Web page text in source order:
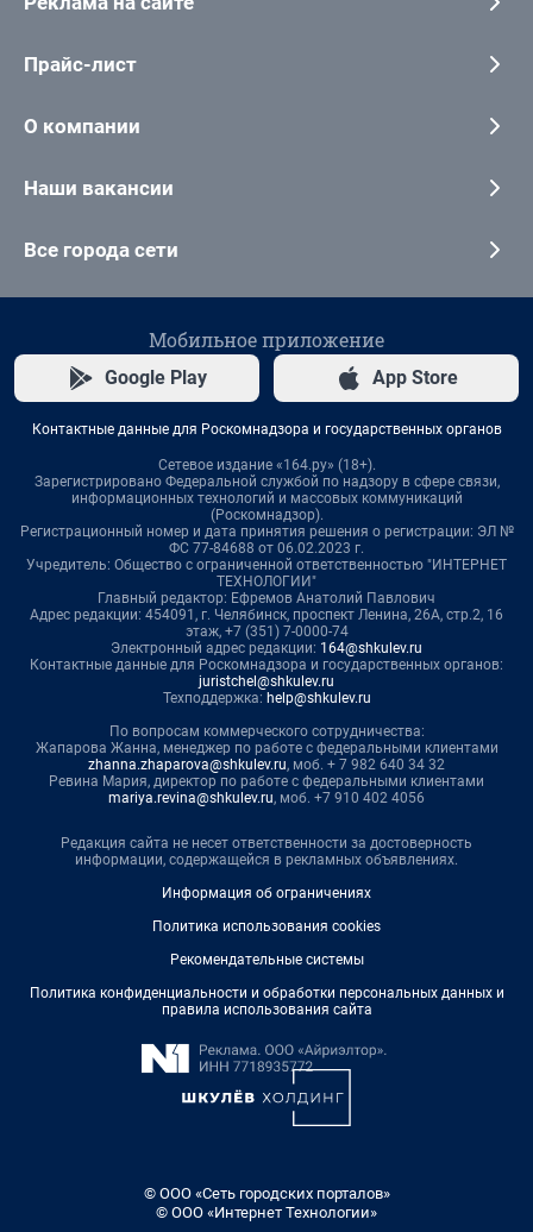
Прайс-лист
О компании
Наши вакансии
Все города сети
Мобильное приложение
Google Play App Store
Контактные данные для Роскомнадзора и государственных органов
Сетевое издание «164.ру» (18+).
Зарегистрировано Федеральной службой по надзору в сфере связи,
информационных технологий и массовых коммуникаций
(Роскомнадзор).
Регистрационный номер и дата принятия решения о регистрации: ЭЛ №
ФС 77-84688 от 06.02.2023 г.
Учредитель: Общество с ограниченной ответственностью "ИНТЕРНЕТ
ТЕХНОЛОГИИ"
Главный редактор: Ефремов Анатолий Павлович
Адрес редакции: 454091, г. Челябинск, проспект Ленина, 26А, стр.2, 16
этаж, +7 (351) 7-0000-74
Электронный адрес редакции: 164@shkulev.ru
Контактные данные для Роскомнадзора и государственных органов:
juristchel@shkulev.ru
Техподдержка: help@shkulev.ru
По вопросам коммерческого сотрудничества:
Жапарова Жанна, менеджер по работе с федеральными клиентами
zhanna.zhaparova@shkulev.ru, моб. + 7 982 640 34 32
Ревина Мария, директор по работе с федеральными клиентами
mariya.revina@shkulev.ru, моб. +7 910 402 4056
Редакция сайта не несет ответственности за достоверность
информации, содержащейся в рекламных объявлениях.
Информация об ограничениях
Политика использования cookies
Рекомендательные системы
Политика конфиденциальности и обработки персональных данных и
правила использования сайта
© ООО «Сеть городских порталов»
© ООО «Интернет Технологии»